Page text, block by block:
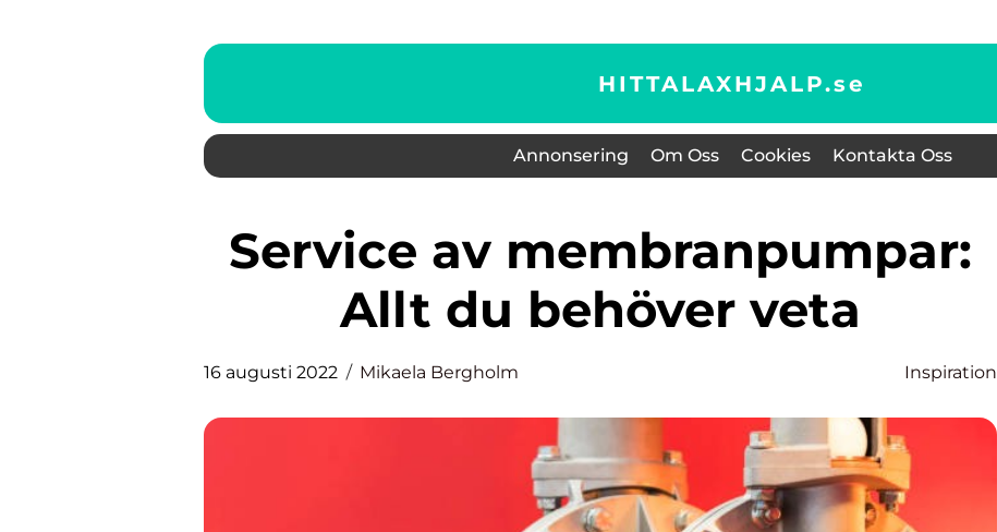
HITTALAXHJALP.se
Annonsering Om Oss Cookies Kontakta Oss
Service av membranpumpar:
Allt du behöver veta
16 augusti 2022 Mikaela Bergholm Inspiration